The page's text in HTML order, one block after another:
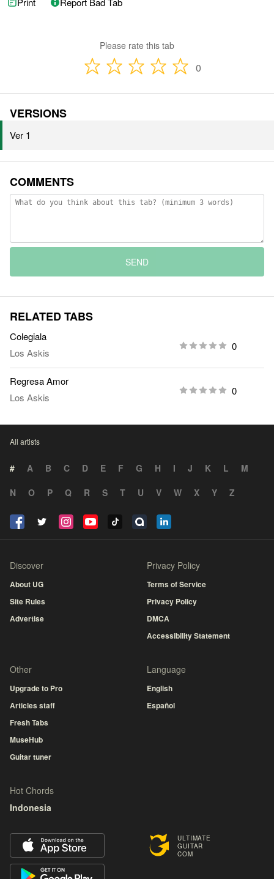
Please rate this tab
0
VERSIONS
Ver 1
COMMENTS
SEND
RELATED TABS
Colegiala
Los Askis
0
Regresa Amor
Los Askis
0
All artists
# A B C D E F G H I J K L
M
N
O P Q R S T U V W X Y Z
ULTIMATE
GUITAR
COM
Discover
About UG
Site Rules
Advertise
Privacy Policy
Terms of Service
Privacy Policy
DMCA
Accessibility Statement
Other
Upgrade to Pro
Articles staff
Fresh Tabs
MuseHub
Guitar tuner
Language
English
Español
Hot Chords
Indonesia